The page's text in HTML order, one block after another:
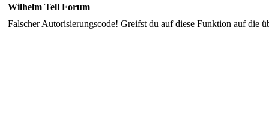
Wilhelm Tell Forum
Falscher Autorisierungscode! Greifst du auf diese Funktion auf die